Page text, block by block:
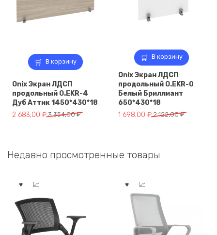
В корзину
Onix Экран ЛДСП
продольный O.EKR-4
Дуб Аттик 1450*430*18
3 354,00₽
Первоначальная
354,00 ₽.
2 683,00 ₽
Текущая
В корзину
Onix Экран ЛДСП
продольный O.EKR-0
Белый Бриллиант
650*430*18
2 122,00₽
Первоначальная
122,00 ₽.
1 698,00 ₽
Текущая
Недавно просмотренные товары